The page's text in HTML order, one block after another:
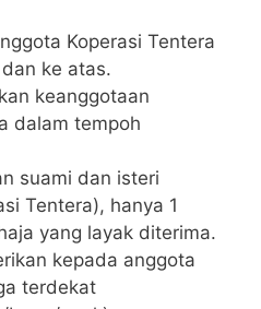
Koperasi Tentera
ke atas.
keanggotaan
dalam tempoh
suami dan isteri
Tentera), hanya 1
yang layak diterima.
kepada anggota
terdekat